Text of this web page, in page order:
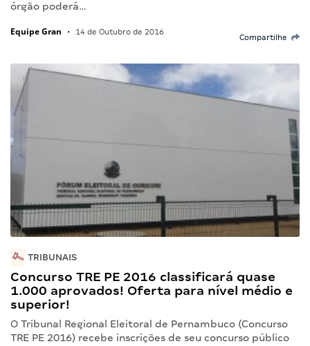
órgão poderá…
Equipe Gran • 14 de Outubro de 2016
Compartilhe
TRIBUNAIS
Concurso TRE PE 2016 classificará quase
1.000 aprovados! Oferta para nível médio e
superior!
O Tribunal Regional Eleitoral de Pernambuco (Concurso
TRE PE 2016) recebe inscrições de seu concurso público